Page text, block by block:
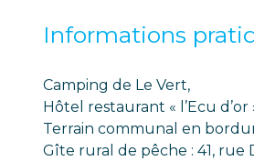
Informations
Camping de Le Vert,
Hôtel restaurant « l’Ecu d’or
Terrain communal en
Gîte rural de pêche : 41, rue